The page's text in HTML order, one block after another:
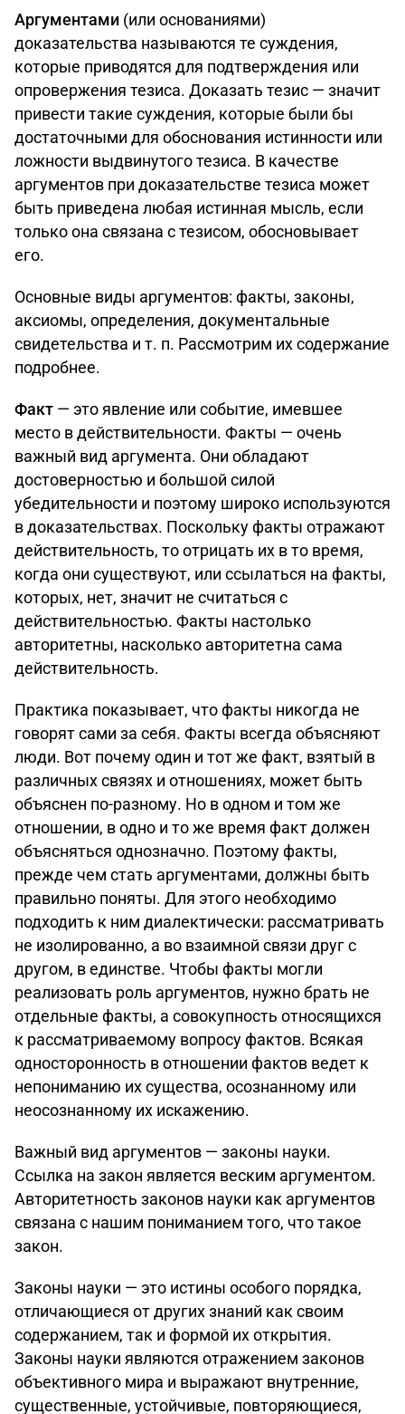
Аргументами (или основаниями)
доказательства называются те суждения,
которые приводятся для подтверждения или
опровержения тезиса. Доказать тезис — значит
привести такие суждения, которые были бы
достаточными для обоснования истинности или
ложности выдвинутого тезиса. В качестве
аргументов при доказательстве тезиса может
быть приведена любая истинная мысль, если
только она связана с тезисом, обосновывает
его.
Основные виды аргументов: факты, законы,
аксиомы, определения, документальные
свидетельства и т. п. Рассмотрим их содержание
подробнее.
Факт — это явление или событие, имевшее
место в действительности. Факты — очень
важный вид аргумента. Они обладают
достоверностью и большой силой
убедительности и поэтому широко используются
в доказательствах. Поскольку факты отражают
действительность, то отрицать их в то время,
когда они существуют, или ссылаться на факты,
которых, нет, значит не считаться с
действительностью. Факты настолько
авторитетны, насколько авторитетна сама
действительность.
Практика показывает, что факты никогда не
говорят сами за себя. Факты всегда объясняют
люди. Вот почему один и тот же факт, взятый в
различных связях и отношениях, может быть
объяснен по-разному. Но в одном и том же
отношении, в одно и то же время факт должен
объясняться однозначно. Поэтому факты,
прежде чем стать аргументами, должны быть
правильно поняты. Для этого необходимо
подходить к ним диалектически: рассматривать
не изолированно, а во взаимной связи друг с
другом, в единстве. Чтобы факты могли
реализовать роль аргументов, нужно брать не
отдельные факты, а совокупность относящихся
к рассматриваемому вопросу фактов. Всякая
односторонность в отношении фактов ведет к
непониманию их существа, осознанному или
неосознанному их искажению.
Важный вид аргументов — законы науки.
Ссылка на закон является веским аргументом.
Авторитетность законов науки как аргументов
связана с нашим пониманием того, что такое
закон.
Законы науки — это истины особого порядка,
отличающиеся от других знаний как своим
содержанием, так и формой их открытия.
Законы науки являются отражением законов
объективного мира и выражают внутренние,
существенные, устойчивые, повторяющиеся,